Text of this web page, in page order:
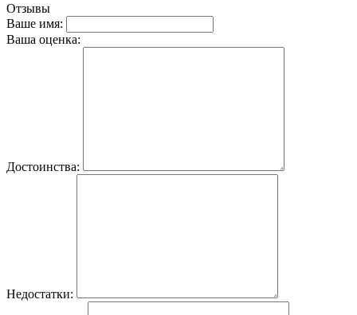
Отзывы
Ваше имя:
Ваша оценка:
Достоинства:
Недостатки: